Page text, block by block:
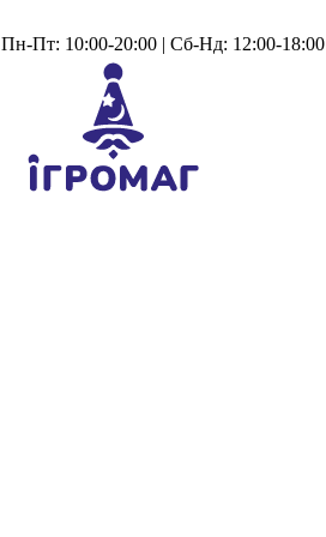
Пн-Пт: 10:00-20:00 | Сб-Нд: 12:00-18:00